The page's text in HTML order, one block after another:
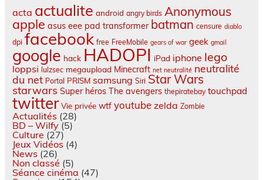
acta actualite android angry birds Anonymous
apple asus eee pad transformer batman censure diablo
dpi facebook free FreeMobile gears of war geek gmail
google hack HADOPI iPad iphone lego
loppsi lulzsec megaupload Minecraft net neutralité neutralité
du net Portal PRISM samsung Siri Star Wars
starwars Super héros The avengers thepiratebay touchpad
twitter Vie privée wtf youtube zelda Zombie
Actualités (28)
BD – Wilfy(5)
Culture (27)
Jeux Vidéos (4)
News (26)
Non classé (5)
Séance cinéma (47)